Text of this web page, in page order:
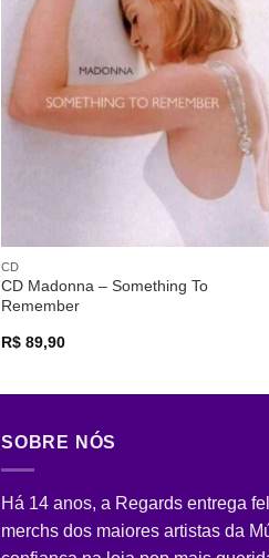
Adicionar
a lista de
desejos
CD
CD Madonna – Something To
Remember
R$89,90
SOBRE NÓS
Há 14 anos, a Regards entrega
merchs dos maiores artistas da